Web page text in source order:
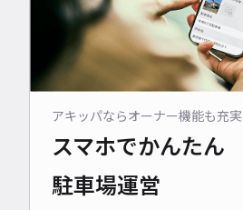
アキッパならオーナー機能も充実
スマホでかんたん
駐車場運営